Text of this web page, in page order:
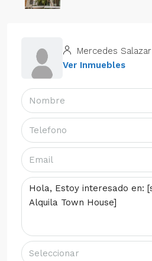
Mercedes Salazar
Ver Inmuebles
Seleccionar